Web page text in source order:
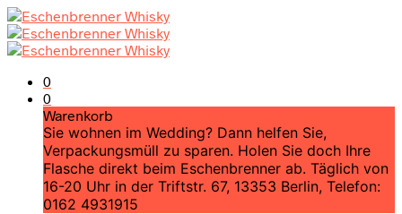
0
0
Warenkorb
Sie wohnen im Wedding? Dann helfen Sie,
Verpackungsmüll zu sparen. Holen Sie doch Ihre
Flasche direkt beim Eschenbrenner ab. Täglich von
16-20 Uhr in der Triftstr. 67, 13353 Berlin, Telefon:
0162 4931915